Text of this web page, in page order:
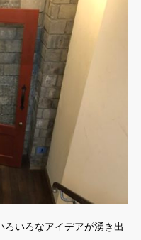
ろいろなアイデアが湧き出